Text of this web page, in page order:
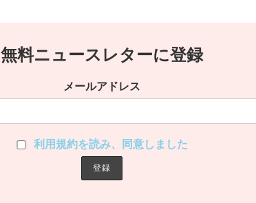
無料ニュースレターに登録
メールアドレス
利用規約を読み、同意しました